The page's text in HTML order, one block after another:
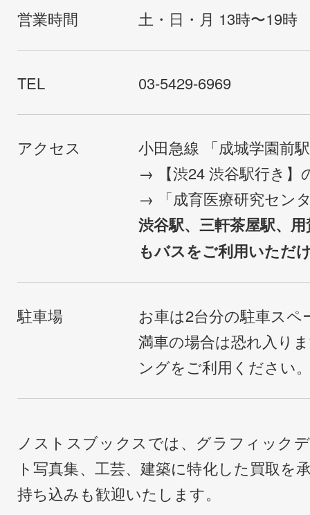
営業時間 土・日・月 13時〜19時
TEL 03-5429-6969
アクセス
小田急線 「成城学園前
→ 【渋24 渋谷駅行き】
→ 「成育医療研究セン
渋谷駅、三軒茶屋駅、
もバスをご利用いただ
駐車場
お車は2台分の駐車ス
満車の場合は恐れ入り
ングをご利用ください
ノストスブックスでは、グラフィック
ト写真集、工芸、建築に特化した買取を
持ち込みも歓迎いたします。